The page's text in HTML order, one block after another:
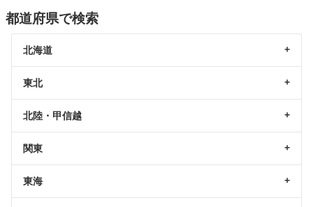
都道府県で検索
北海道
東北
北陸・甲信越
関東
東海